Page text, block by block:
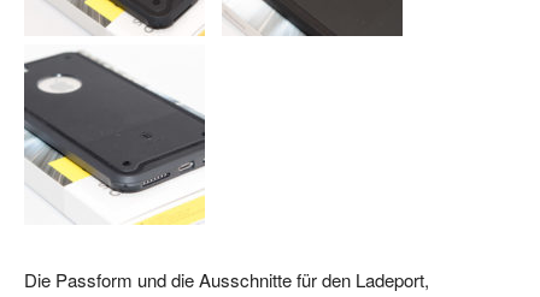
Die Passform und die Ausschnitte für den Ladeport,